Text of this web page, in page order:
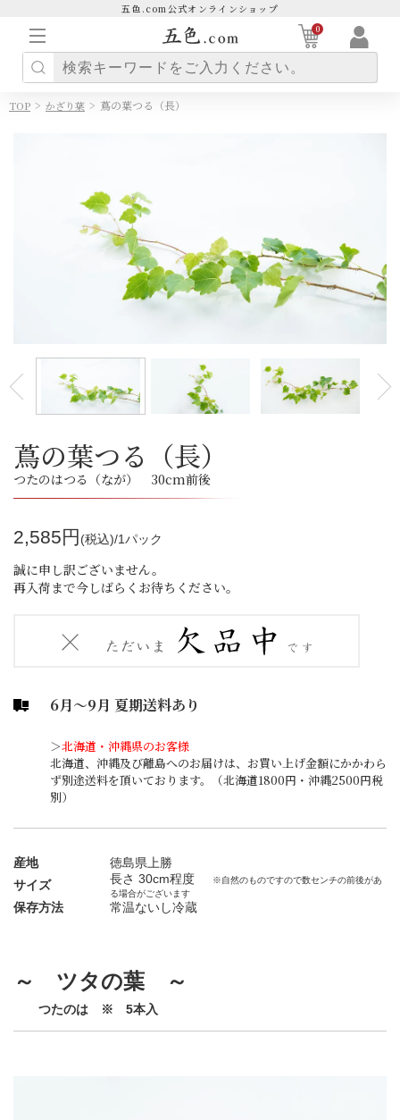
五色.com公式オンラインショップ
0
TOP > かざり葉 > 蔦の葉つる（長）
蔦の葉つる（長）
つたのはつる（なが） 30cm前後
2,585円 (税込)/1パック
誠に申し訳ございません。
再入荷まで今しばらくお待ちください。
6月～9月 夏期送料あり
＞北海道・沖縄県のお客様
北海道、沖縄及び離島へのお届けは、お買い上げ金額にかかわら
ず別途送料を頂いております。（北海道1800円・沖縄2500円税
別）
産地
徳島県上勝
サイズ
長さ 30cm程度
※自然のものですので数センチの前後があ
る場合がございます
保存方法 常温ないし冷蔵
～ ツタの葉 ～
つたのは ※ 5本入